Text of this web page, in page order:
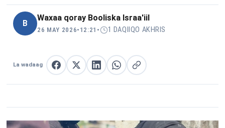
B
Waxaa qoray Booliska Israa'iil
26 MAY 2026• 12:21 • 1 DAQIIQO AKHRIS
La wadaag La wadaag Facebook
La wadaag XLa wadaag LinkedIn
La wadaag WhatsApp
Nuqul link